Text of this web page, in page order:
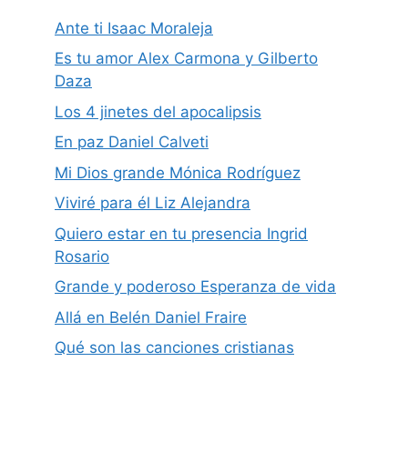
Ante ti Isaac Moraleja
Es tu amor Alex Carmona y Gilberto
Daza
Los 4 jinetes del apocalipsis
En paz Daniel Calveti
Mi Dios grande Mónica Rodríguez
Viviré para él Liz Alejandra
Quiero estar en tu presencia Ingrid
Rosario
Grande y poderoso Esperanza de vida
Allá en Belén Daniel Fraire
Qué son las canciones cristianas